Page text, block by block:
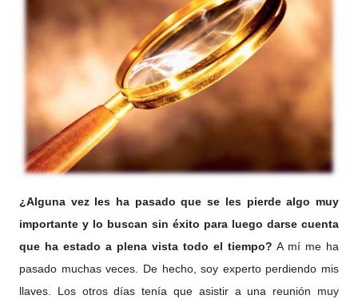
¿Alguna vez les ha pasado que se les pierde algo muy
importante y lo buscan sin éxito para luego darse cuenta
que ha estado a plena vista todo el tiempo? A mí me ha
pasado muchas veces. De hecho, soy experto perdiendo mis
llaves. Los otros días tenía que asistir a una reunión muy